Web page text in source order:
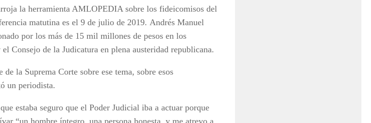
la herramienta AMLOPEDIA sobre los fideicomisos del
matutina es el 9 de julio de 2019. Andrés Manuel
por los más de 15 mil millones de pesos en los
Consejo de la Judicatura en plena austeridad republicana.
de la Suprema Corte sobre ese tema, sobre esos
un periodista.
estaba seguro que el Poder Judicial iba a actuar porque